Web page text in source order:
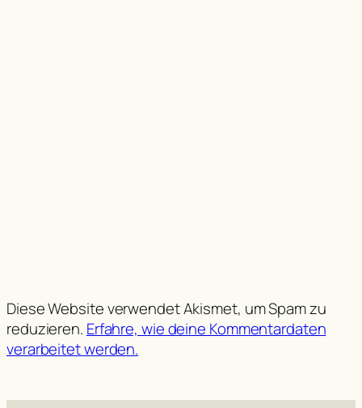
Diese Website verwendet Akismet, um Spam zu
reduzieren. Erfahre, wie deine Kommentardaten
verarbeitet werden.